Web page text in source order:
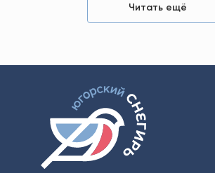
Читать ещё